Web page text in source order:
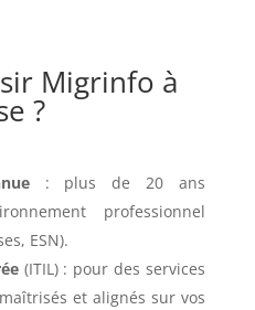
Migrinfo à
?
: plus de 20 ans
professionnel
ESN).
(ITIL) : pour des services
et alignés sur vos